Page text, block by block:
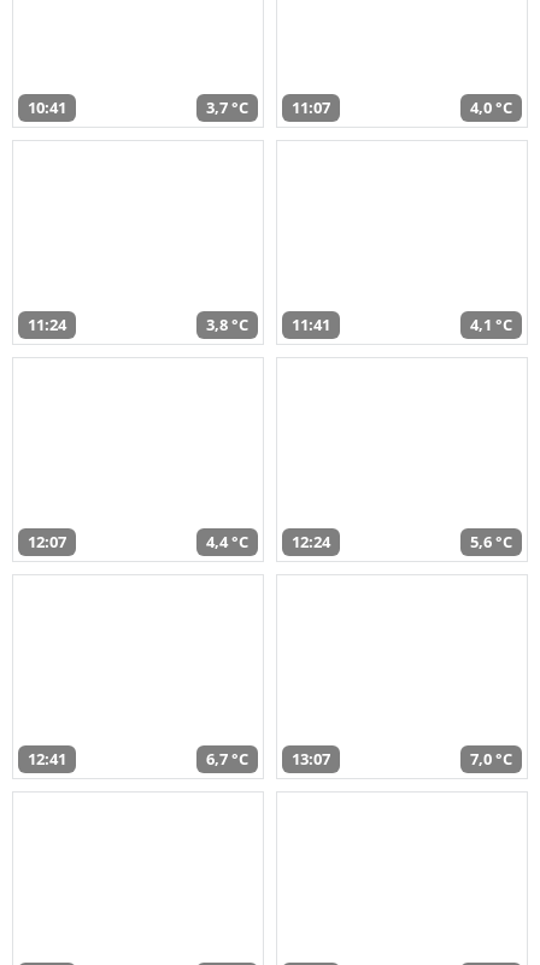
10:41 3,7 °C 11:07 4,0 °C
11:24 3,8 °C 11:41 4,1 °C
12:07 4,4 °C 12:24 5,6 °C
12:41 6,7 °C 13:07 7,0 °C